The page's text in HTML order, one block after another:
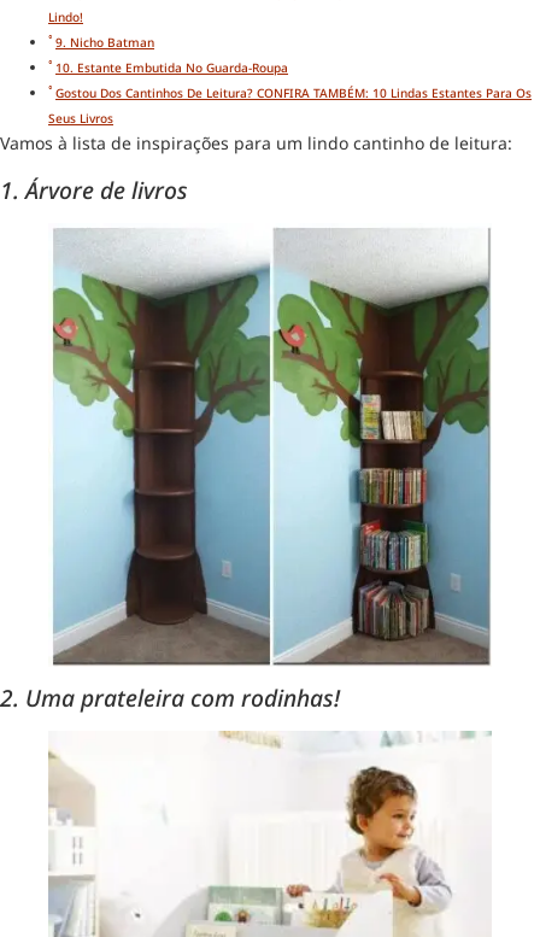
Lindo!
9. Nicho Batman
10. Estante Embutida No Guarda-Roupa
Gostou Dos Cantinhos De Leitura? CONFIRA TAMBÉM: 10 Lindas Estantes Para Os
Seus Livros
Vamos à lista de inspirações para um lindo cantinho de leitura:
1. Árvore de livros
2. Uma prateleira com rodinhas!